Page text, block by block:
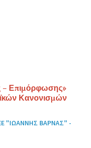
– Επιμόρφωσης»
Κανονισμών
"ΙΩΑΝΝΗΣ ΒΑΡΝΑΣ" -